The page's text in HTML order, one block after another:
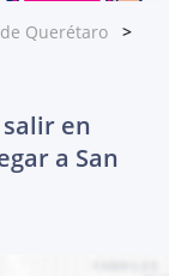
Querétaro
en
a San